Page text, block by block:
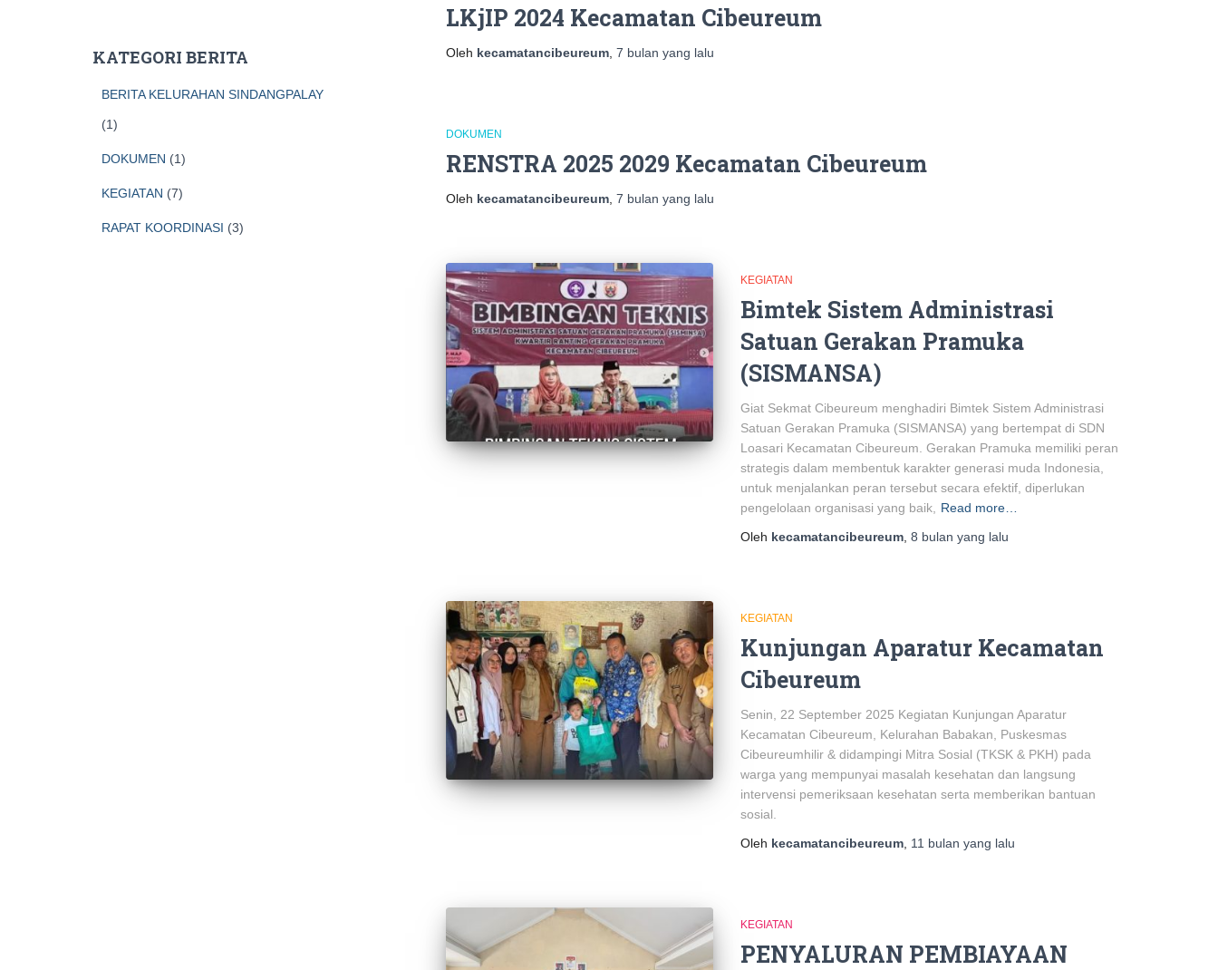
n
KATEGORI BERITA
BERITA KELURAHAN SINDANGPALAY
(1)
DOKUMEN (1)
KEGIATAN (7)
RAPAT KOORDINASI (3)
LKjIP 2024 Kecamatan Cibeureum
Oleh kecamatancibeureum 7 bulan yang lalu
DOKUMEN
RENSTRA 2025 2029 Kecamatan Cibeureum
Oleh kecamatancibeureum 7 bulan yang lalu
KEGIATAN
Bimtek Sistem Administrasi
Satuan Gerakan Pramuka
(SISMANSA)
Giat Sekmat Cibeureum menghadiri Bimtek Sistem Administrasi
Satuan Gerakan Pramuka (SISMANSA) yang bertempat di SDN
Loasari Kecamatan Cibeureum. Gerakan Pramuka memiliki peran
strategis dalam membentuk karakter generasi muda Indonesia,
untuk menjalankan peran tersebut secara efektif, diperlukan
pengelolaan organisasi yang baik,
Read more…
Oleh kecamatancibeureum 8 bulan yang lalu
KEGIATAN
Kunjungan Aparatur Kecamatan
Cibeureum
Senin, 22 September 2025 Kegiatan Kunjungan Aparatur
Kecamatan Cibeureum, Kelurahan Babakan, Puskesmas
Cibeureumhilir & didampingi Mitra Sosial (TKSK & PKH) pada
warga yang mempunyai masalah kesehatan dan langsung
intervensi pemeriksaan kesehatan serta memberikan bantuan
sosial.
Oleh kecamatancibeureum 11 bulan yang lalu
KEGIATAN
PENYALURAN PEMBIAYAAN